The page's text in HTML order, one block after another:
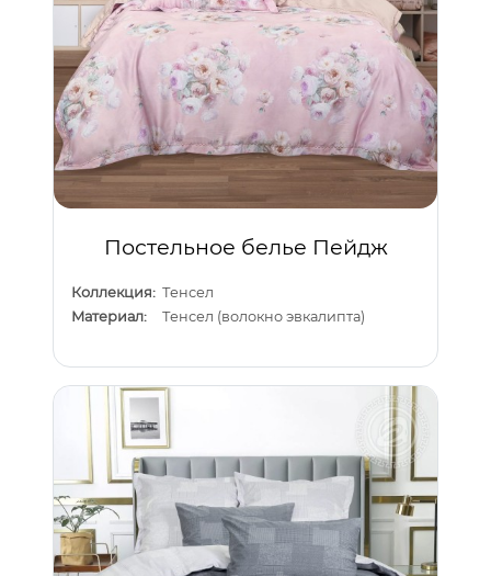
Постельное белье Пейдж
Коллекция: Тенсел
Материал:
Тенсел (волокно эвкалипта)